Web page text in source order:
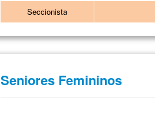
Seccionista
Seniores Femininos